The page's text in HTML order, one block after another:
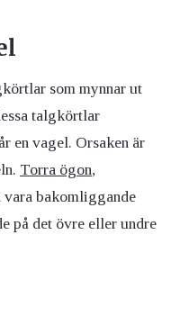
som mynnar ut
talgkörtlar
en vagel. Orsaken är
Torra ögon,
vara bakomliggande
på det övre eller undre